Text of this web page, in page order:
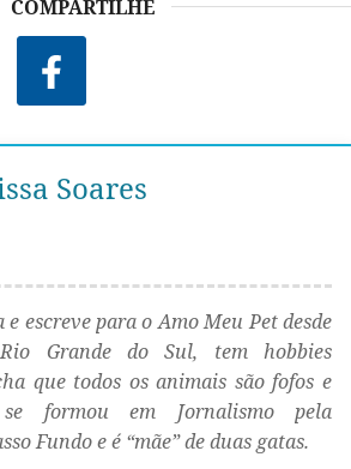
COMPARTILHE
Soares
escreve para o Amo Meu Pet desde
Grande do Sul, tem hobbies
que todos os animais são fofos e
formou em Jornalismo pela
Fundo e é “mãe” de duas gatas.